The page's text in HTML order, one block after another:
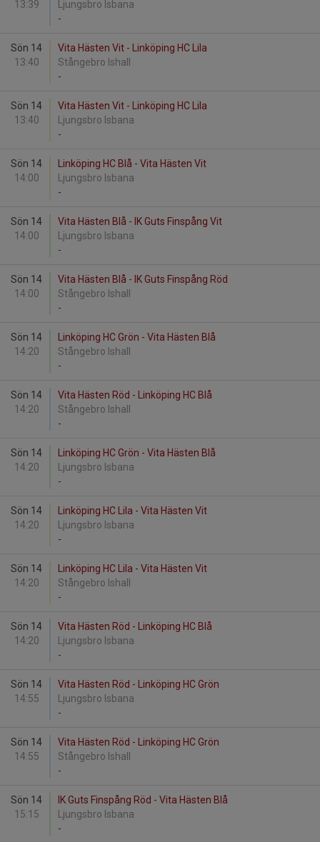
13:39
Ljungsbro Isbana
-
Sön 14
13:40
Vita Hästen Vit - Linköping HC Lila
Stångebro Ishall
-
Sön 14
13:40
Vita Hästen Vit - Linköping HC Lila
Ljungsbro Isbana
-
Sön 14
14:00
Linköping HC Blå - Vita Hästen Vit
Ljungsbro Isbana
-
Sön 14
14:00
Vita Hästen Blå - IK Guts Finspång Vit
Ljungsbro Isbana
-
Sön 14
14:00
Vita Hästen Blå - IK Guts Finspång Röd
Stångebro Ishall
-
Sön 14
14:20
Linköping HC Grön - Vita Hästen Blå
Stångebro Ishall
-
Sön 14
14:20
Vita Hästen Röd - Linköping HC Blå
Stångebro Ishall
-
Sön 14
14:20
Linköping HC Grön - Vita Hästen Blå
Ljungsbro Isbana
-
Sön 14
14:20
Linköping HC Lila - Vita Hästen Vit
Ljungsbro Isbana
-
Sön 14
14:20
Linköping HC Lila - Vita Hästen Vit
Stångebro Ishall
-
Sön 14
14:20
Vita Hästen Röd - Linköping HC Blå
Ljungsbro Isbana
-
Sön 14
14:55
Vita Hästen Röd - Linköping HC Grön
Ljungsbro Isbana
-
Sön 14
14:55
Vita Hästen Röd - Linköping HC Grön
Stångebro Ishall
-
Sön 14
15:15
IK Guts Finspång Röd - Vita Hästen Blå
Ljungsbro Isbana
-